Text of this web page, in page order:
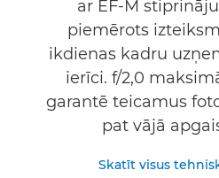
ar EF-M
piemērots
ikdienas kadru
ierīci. f/2,0
garantē teicamus
pat vājā
Skatīt visus